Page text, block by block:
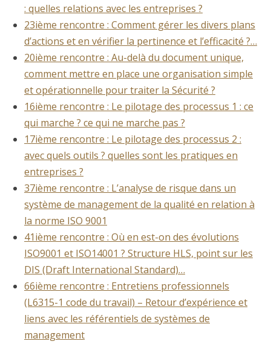
: quelles relations avec les entreprises ?
23ième rencontre : Comment gérer les divers plans
d’actions et en vérifier la pertinence et l’efficacité ?…
20ième rencontre : Au-delà du document unique,
comment mettre en place une organisation simple
et opérationnelle pour traiter la Sécurité ?
16ième rencontre : Le pilotage des processus 1 : ce
qui marche ? ce qui ne marche pas ?
17ième rencontre : Le pilotage des processus 2 :
avec quels outils ? quelles sont les pratiques en
entreprises ?
37ième rencontre : L’analyse de risque dans un
système de management de la qualité en relation à
la norme ISO 9001
41ième rencontre : Où en est-on des évolutions
ISO9001 et ISO14001 ? Structure HLS, point sur les
DIS (Draft International Standard)…
66ième rencontre : Entretiens professionnels
(L6315-1 code du travail) – Retour d’expérience et
liens avec les référentiels de systèmes de
management